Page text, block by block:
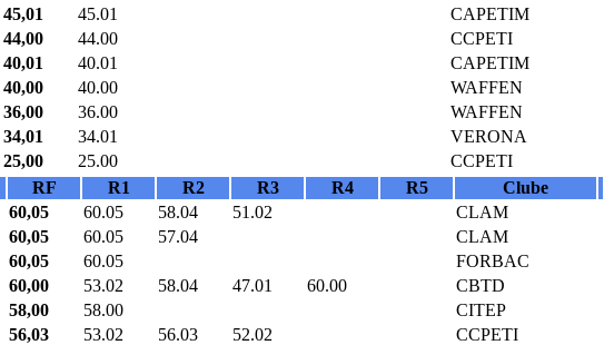
45,01 45.01
CAPETIM
44,00 44.00
CCPETI
40,01 40.01
CAPETIM
40,00 40.00
WAFFEN
36,00 36.00
WAFFEN
34,01 34.01
VERONA
25,00 25.00
CCPETI
RF R1 R2 R3 R4 R5
Clube
60,05 60.05 58.04 51.02
CLAM
60,05 60.05 57.04
CLAM
60,05 60.05
FORBAC
60,00 53.02 58.04 47.01 60.00
CBTD
58,00 58.00
CITEP
56,03 53.02 56.03 52.02
CCPETI